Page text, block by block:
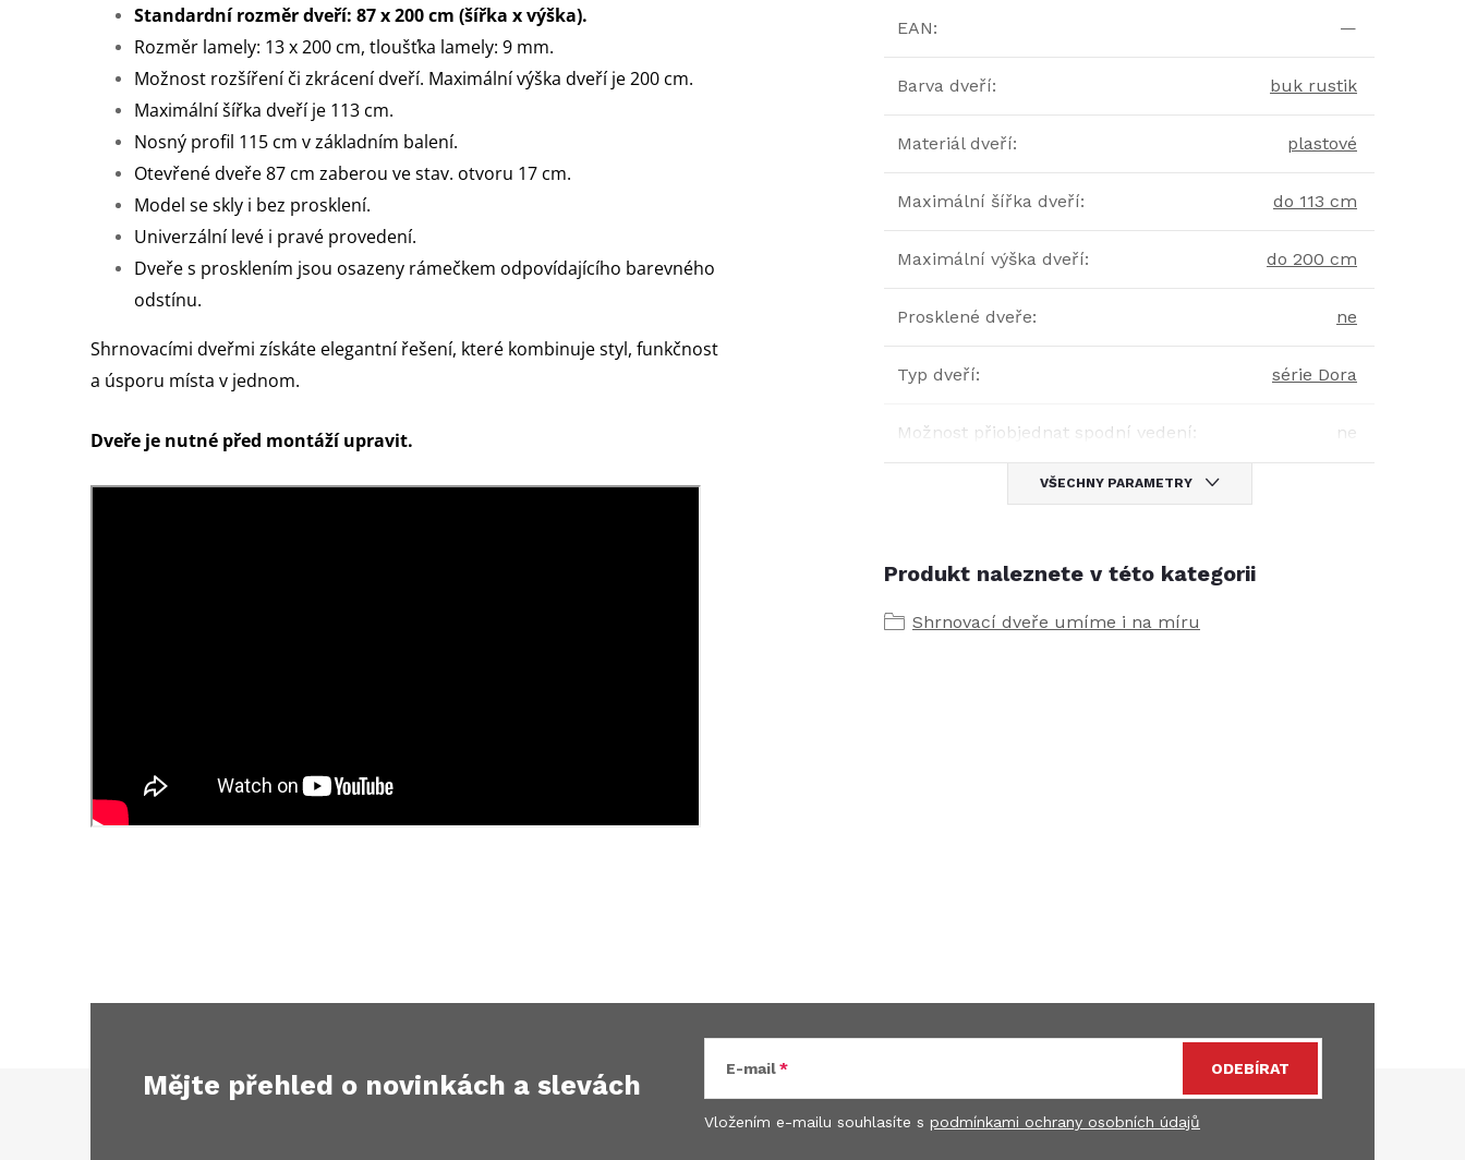
Standardní rozměr dveří: 87 x 200 cm (šířka x výška).
Rozměr lamely: 13 x 200 cm, tloušťka lamely: 9 mm.
Možnost rozšíření či zkrácení dveří. Maximální výška dveří je 200 cm.
Maximální šířka dveří je 113 cm.
Nosný profil 115 cm v základním balení.
Otevřené dveře 87 cm zaberou ve stav. otvoru 17 cm.
Model se skly i bez prosklení.
Univerzální levé i pravé provedení.
Dveře s prosklením jsou osazeny rámečkem odpovídajícího barevného
odstínu.
Shrnovacími dveřmi získáte elegantní řešení, které kombinuje styl, funkčnost
a úsporu místa v jednom.
Dveře je nutné před montáží upravit.
EAN: —
Barva dveří: buk rustik
Materiál dveří: plastové
Maximální šířka dveří: do 113 cm
Maximální výška dveří: do 200 cm
Prosklené dveře: ne
Typ dveří: série Dora
Možnost přiobjednat spodní vedení: ne
VŠECHNY PARAMETRY
Produkt naleznete v této kategorii
Shrnovací dveře umíme i na míru
Mějte přehled o novinkách a slevách
E-mail
Vložením e-mailu souhlasíte s podmínkami ochrany osobních údajů
ODEBÍRAT